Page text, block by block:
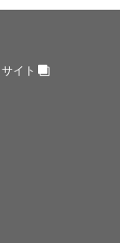
イト